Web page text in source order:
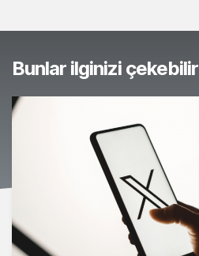
Bunlar ilginizi çekebilir